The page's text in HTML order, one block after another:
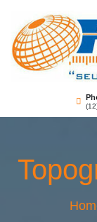
Seus limites